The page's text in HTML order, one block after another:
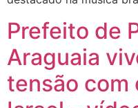
Prefeito de
Araguaia
tensão com